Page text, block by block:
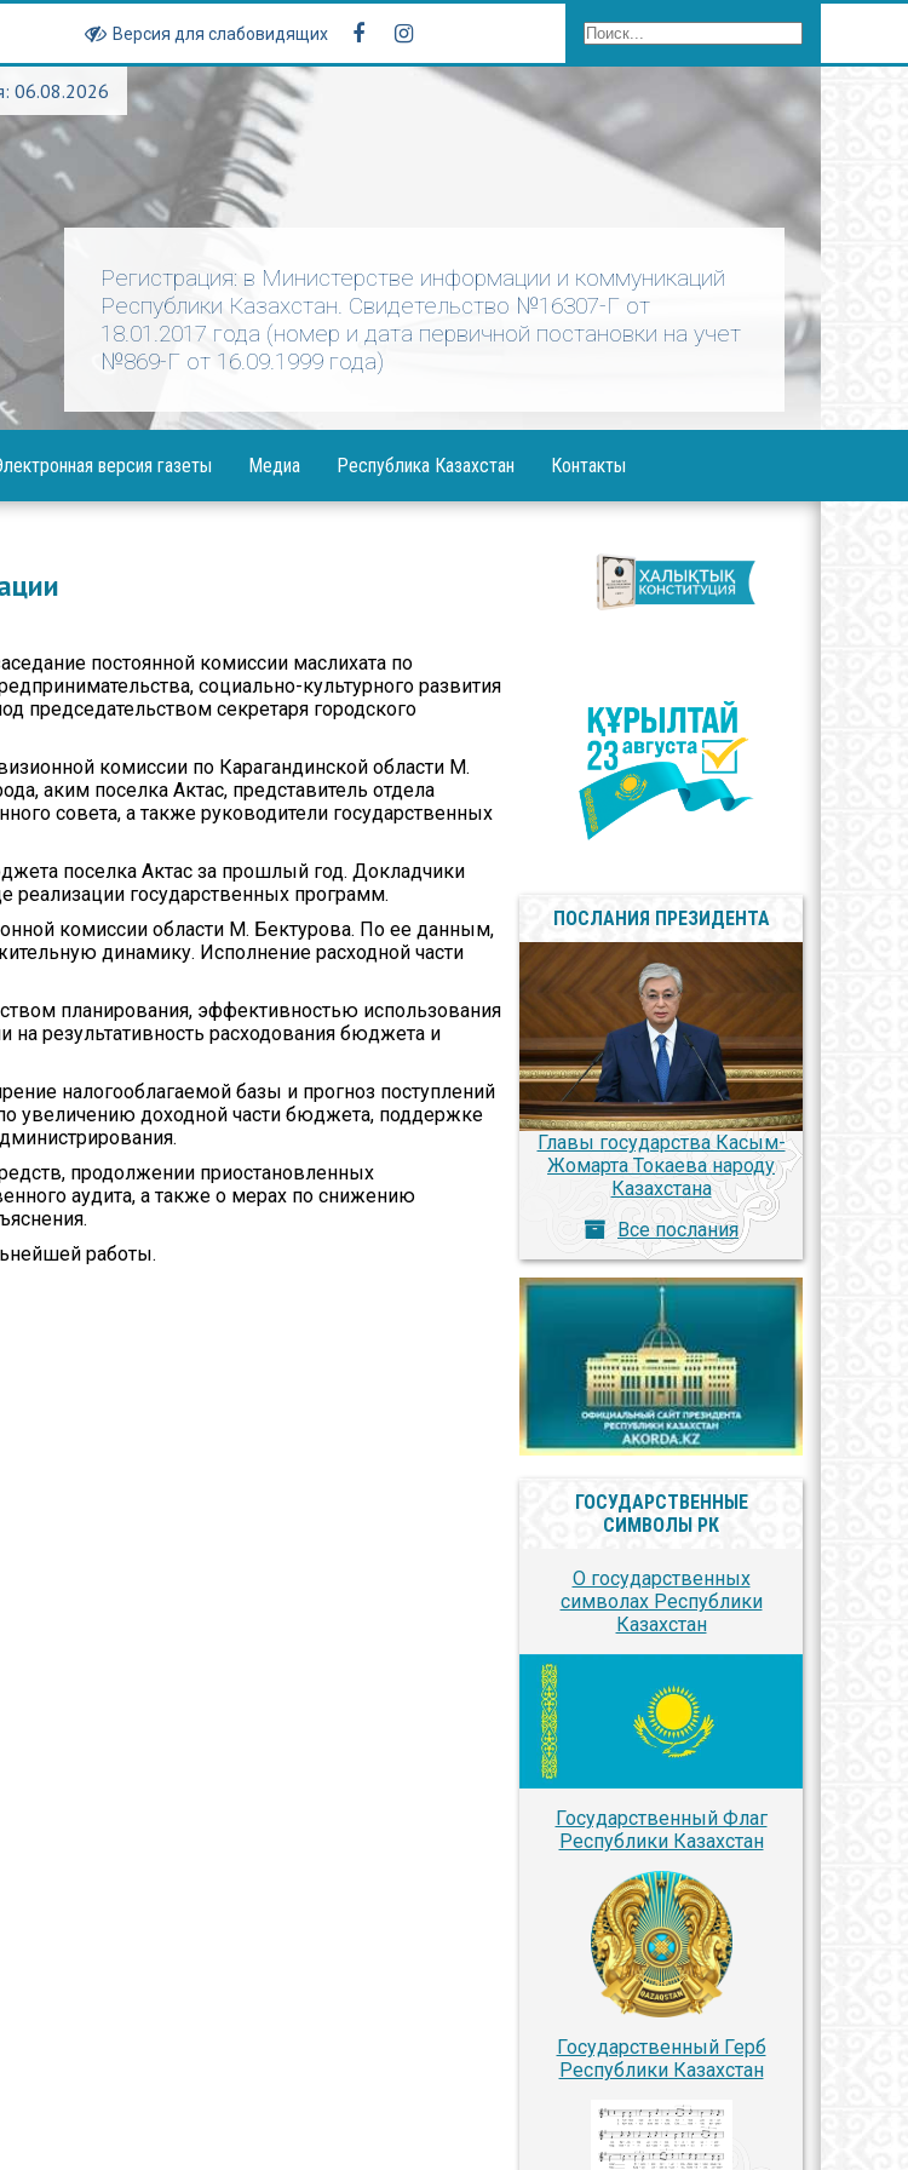
Версия для слабовидящих
06.08.2026
Регистрация: в Министерстве информации и коммуникаций
Республики Казахстан. Свидетельство №16307-Г от
18.01.2017 года (номер и дата первичной постановки на учет
№869-Г от 16.09.1999 года)
версия газеты
Медиа
Фотогалерея
Республика Казахстан
Послания Президента
Контакты
постоянной комиссии маслихата по
социально-культурного развития
председательством секретаря городского
комиссии по Карагандинской области М.
аким поселка Актас, представитель отдела
совета, а также руководители государственных
поселка Актас за прошлый год. Докладчики
реализации государственных программ.
комиссии области М. Бектурова. По ее данным,
динамику. Исполнение расходной части
планирования, эффективностью использования
результативность расходования бюджета и
налогооблагаемой базы и прогноз поступлений
увеличению доходной части бюджета, поддержке
продолжении приостановленных
аудита, а также о мерах по снижению
работы.
ПОСЛАНИЯ ПРЕЗИДЕНТА
Главы государства Касым-
Жомарта Токаева народу
Казахстана
Все послания
ГОСУДАРСТВЕННЫЕ
СИМВОЛЫ РК
О государственных
символах Республики
Казахстан
Государственный Флаг
Республики Казахстан
Государственный Герб
Республики Казахстан